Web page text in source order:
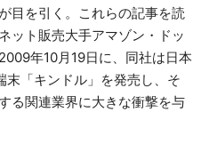
方へ
タル
セス
請求
合わせ
目を引く。これらの記事を読
ット販売大手アマゾン・ドッ
年10月19日に、同社は日本
末「キンドル」を発売し、そ
る関連業界に大きな衝撃を与